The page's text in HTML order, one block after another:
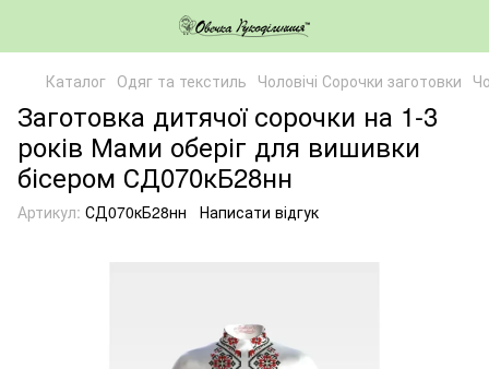
Каталог Одяг та текстиль Чоловічі Сорочки заготовки
Заготовка дитячої сорочки на 1-3
років Мами оберіг для вишивки
бісером СД070кБ28нн
Артикул: СД070кБ28нн Написати відгук